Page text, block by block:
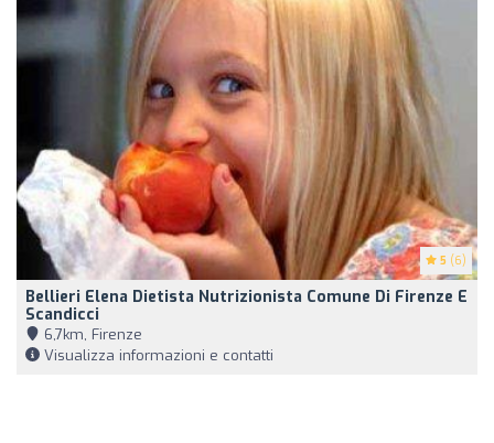
5 (6)
Bellieri Elena Dietista Nutrizionista Comune Di Firenze E
Scandicci
6,7km, Firenze
Visualizza informazioni e contatti